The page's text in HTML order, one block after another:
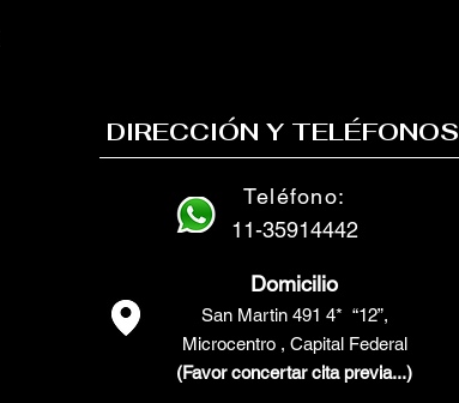
DIRECCIÓN Y TELÉFONOS
Teléfono:
11-35914442
Domicilio
San Martin 491 4* “12”,
Microcentro , Capital Federal
(Favor concertar cita previa...)